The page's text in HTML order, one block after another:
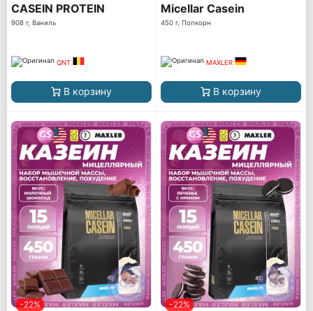
CASEIN PROTEIN
908 г, Ваниль
QNT
В корзину
Micellar Casein
450 г, Попкорн
MAXLER
В корзину
-22% -22%